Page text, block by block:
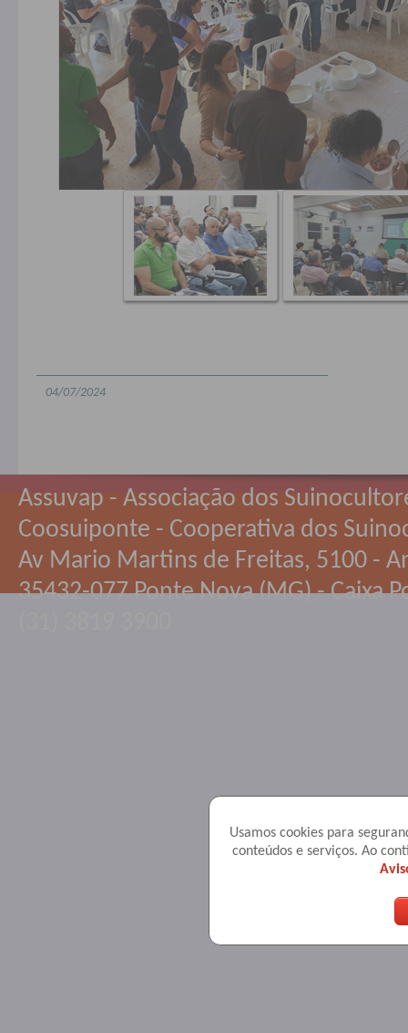
04/07/2024
Usamos cookies para
conteúdos e serviços. Ao
Assuvap - Associação dos
Coosuiponte - Cooperativa dos
Av Mario Martins de Freitas, 5100 -
35432-077 Ponte Nova (MG) - Caixa